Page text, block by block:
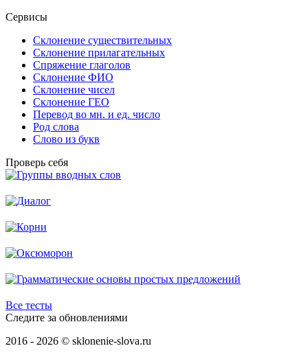
Сервисы
Склонение существительных
Склонение прилагательных
Спряжение глаголов
Склонение ФИО
Склонение чисел
Склонение ГЕО
Перевод во мн. и ед. число
Род слова
Слово из букв
Проверь себя
Все тесты
Следите за обновлениями
2016 - 2026 © sklonenie-slova.ru